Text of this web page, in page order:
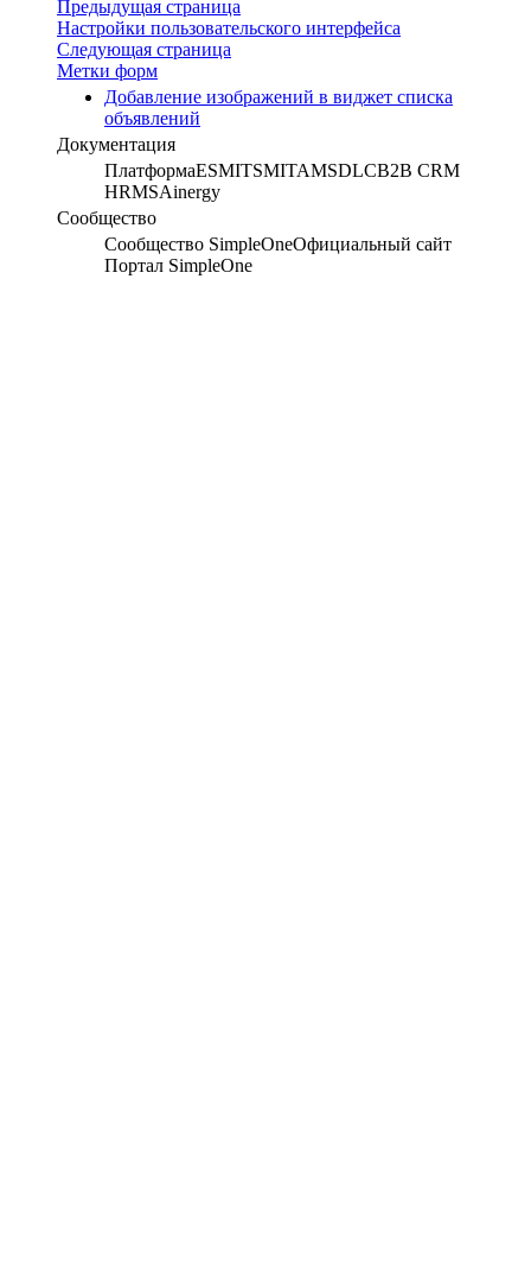
Предыдущая страница
Настройки пользовательского интерфейса
Следующая страница
Метки форм
Добавление изображений в виджет списка
объявлений
Документация
ПлатформаESMITSMITAMSDLCB2B CRM
HRMSAinergy
Сообщество
Сообщество SimpleOneОфициальный сайт
Портал SimpleOne